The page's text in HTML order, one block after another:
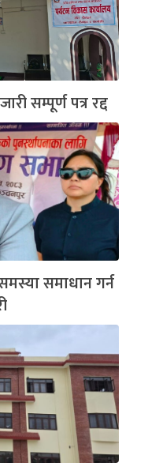
सम्पूर्ण पत्र रद्द
समाधान गर्न